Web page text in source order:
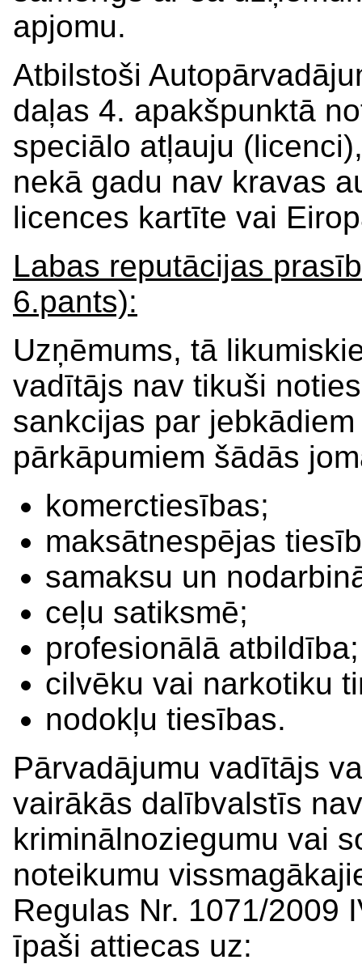
apjomu.
Atbilstoši
daļas 4. apakšpunktā
speciālo atļauju
nekā gadu nav kravas
licences kartīte vai
Labas reputācijas
6.pants):
Uzņēmums, tā
vadītājs nav tikuši
sankcijas par
pārkāpumiem šādās
komerctiesības;
maksātnespējas
samaksu un
ceļu satiksmē;
profesionālā atbildība;
cilvēku vai narkotiku
nodokļu tiesības.
Pārvadājumu vadītājs
vairākās dalībvalstīs
kriminālnoziegumu vai
noteikumu
Regulas Nr. 1071/2009
īpaši attiecas uz: